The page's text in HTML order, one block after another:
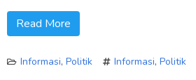
Read More
Informasi, Politik Informasi, Politik